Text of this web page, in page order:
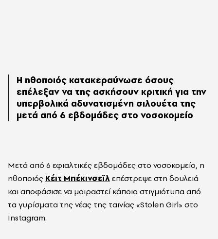
Η ηθοποιός κατακεραύνωσε όσους
επέλεξαν να της ασκήσουν κριτική για την
υπερβολικά αδυνατισμένη σιλουέτα της
μετά από 6 εβδομάδες στο νοσοκομείο
Μετά από 6 εφιαλτικές εβδομάδες στο νοσοκομείο, η
ηθοποιός Κέιτ Μπέκινσεϊλεπέστρεψε στη δουλειά
και αποφάσισε να μοιραστεί κάποια στιγμιότυπα από
τα γυρίσματα της νέας της ταινίας «Stolen Girl» στο
Instagram.